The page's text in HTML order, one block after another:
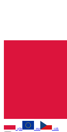
pln eur czk